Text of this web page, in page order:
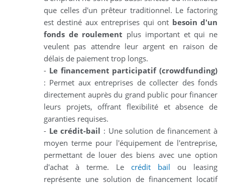
que celles d'un prêteur traditionnel. Le factoring
est destiné aux entreprises qui ont besoin d'un
fonds de roulement plus important et qui ne
veulent pas attendre leur argent en raison de
délais de paiement trop longs.
- Le financement participatif (crowdfunding)
: Permet aux entreprises de collecter des fonds
directement auprès du grand public pour financer
leurs projets, offrant flexibilité et absence de
garanties requises.
- Le crédit-bail : Une solution de financement à
moyen terme pour l'équipement de l'entreprise,
permettant de louer des biens avec une option
d'achat à terme. Le crédit bail ou leasing
représente une solution de financement locatif